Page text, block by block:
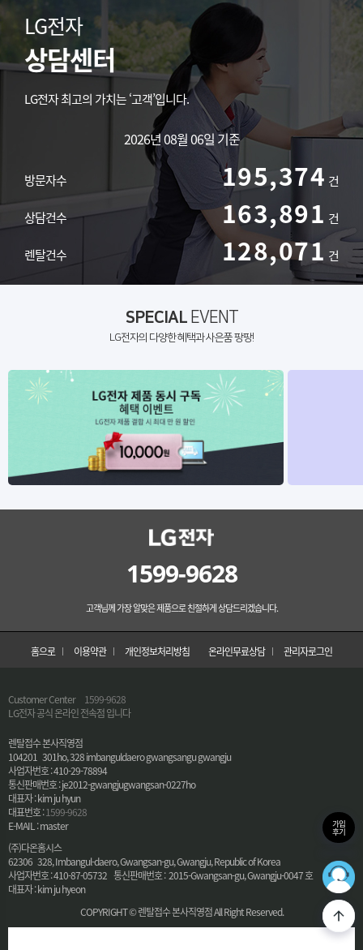
LG전자
상담센터
LG전자 최고의 가치는 ‘고객’입니다.
2026년 08월 06일 기준
방문자수 195,374 건
상담건수 163,891 건
렌탈건수 128,071 건
SPECIALEVENT
LG전자의 다양한 혜택과 사은품 팡팡!
1599-9628
고객님께 가장 알맞은 제품으로 친절하게 상담드리겠습니다.
홈으로 이용약관 개인정보처리방침 온라인무료상담 관리자로그인
Customer Center
1599-9628
LG전자 공식 온라인 전속점 입니다
렌탈접수 본사직영점
104201 301ho, 328 imbanguldaero gwangsangu gwangju
사업자번호 : 410-29-78894
통신판매번호 : je2012-gwangjugwangsan-0227ho
대표자 : kim ju hyun
대표번호 :1599-9628
E-MAIL : master
(주)다온홈시스
62306 328, Imbangul-daero, Gwangsan-gu, Gwangju, Republic of Korea
사업자번호 : 410-87-05732 통신판매번호 : 2015-Gwangsan-gu, Gwangju-0047 호
대표자 : kim ju hyeon
COPYRIGHT © 렌탈접수 본사직영점 All Right Reserved.
가입
후기
365
최적